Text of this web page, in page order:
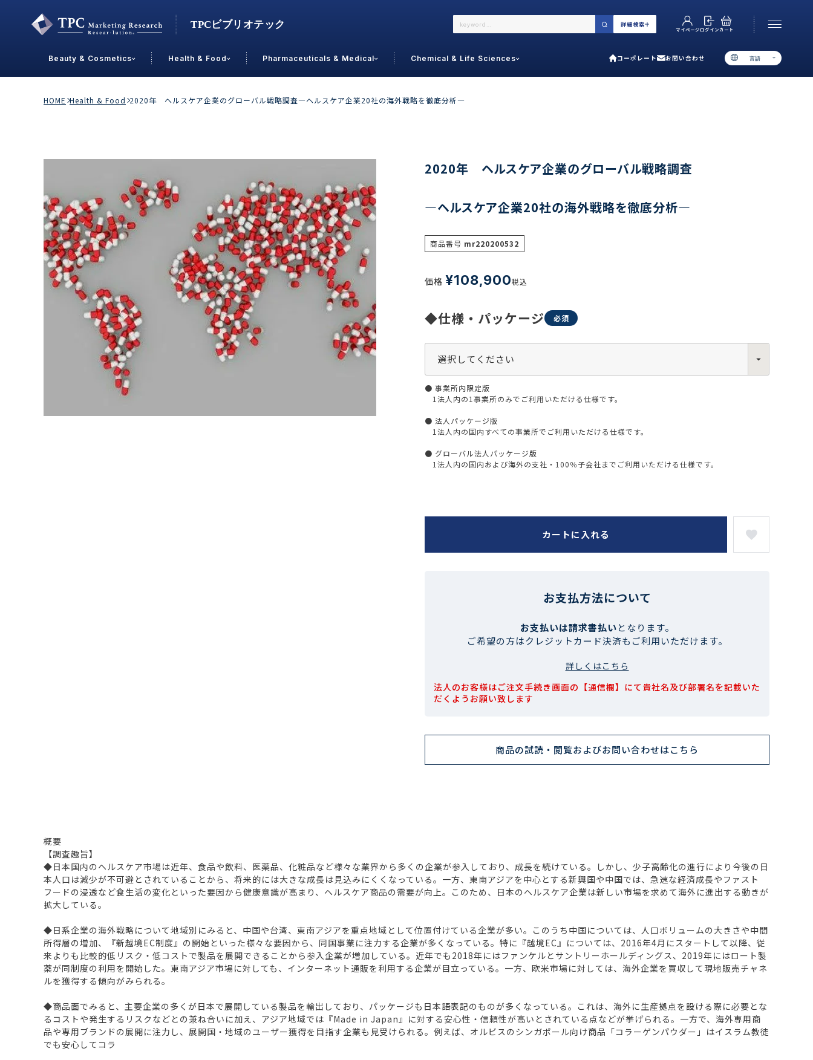
詳細検索
マイページログインカート
Beauty & Cosmetics Health & Food Pharmaceuticals & Medical Chemical & Life Sciences コーポレート お問い合わせ 言語
業界で選ぶ カテゴリで選ぶ 調査の種類で選ぶ
リセット 検索する
Contact Us
スキンケア
メイクアップ
ヘアケア
敏感肌・アトピー
R&D
OEM
原料・素材
通販
美容室・サロン
男性
Health & Food
加工食品
飲料
乳製品
菓子
ＰＢＦ
冷食
業務用
食品添加物
R&D
海外
通販
サプリ
美容
シニア
女性・フェムケア
オーラル
生活習慣
介護
機能性原料・素材
その他
Pharmaceuticals & Medical
デジタル・Dtx
その他
Chemical & Life Sciences
ファイン・スペシャリティ・原料
プラスチック・容器・包装材
農薬・農業資材
ご利用ガイド
〒550-0013
TEL 06-6538-5358（代表）
HOME Health & Food 2020年 ヘルスケア企業のグローバル戦略調査―ヘルスケア企業20社の海外戦略を徹底分析―
2020年 ヘルスケア企業のグローバル戦略調査
―ヘルスケア企業20社の海外戦略を徹底分析―
商品番号 mr220200532
価格 ¥108,900税込
◆仕様・パッケージ
● 事業所内限定版
1法人内の1事業所のみでご利用いただける仕様です。
● 法人パッケージ版
1法人内の国内すべての事業所でご利用いただける仕様です。
● グローバル法人パッケージ版
1法人内の国内および海外の支社・100％子会社までご利用いただける仕様です。
カートに入れる
お支払方法について
お支払いは請求書払いとなります。
ご希望の方はクレジットカード決済もご利用いただけます。
詳しくはこちら
法人のお客様はご注文手続き画面の【通信欄】にて貴社名及び部署名を記載いた
だくようお願い致します
商品の試読・閲覧およびお問い合わせはこちら
概要
【調査趣旨】
◆日本国内のヘルスケア市場は近年、食品や飲料、医薬品、化粧品など様々な業界から多くの企業が参入しており、成長を続けている。しかし、少子高齢化の進行により今後の日
本人口は減少が不可避とされていることから、将来的には大きな成長は見込みにくくなっている。一方、東南アジアを中心とする新興国や中国では、急速な経済成長やファスト
フードの浸透など食生活の変化といった要因から健康意識が高まり、ヘルスケア商品の需要が向上。このため、日本のヘルスケア企業は新しい市場を求めて海外に進出する動きが
拡大している。
◆日系企業の海外戦略について地域別にみると、中国や台湾、東南アジアを重点地域として位置付けている企業が多い。このうち中国については、人口ボリュームの大きさや中間
所得層の増加、『新越境EC制度』の開始といった様々な要因から、同国事業に注力する企業が多くなっている。特に『越境EC』については、2016年4月にスタートして以降、従
来よりも比較的低リスク・低コストで製品を展開できることから参入企業が増加している。近年でも2018年にはファンケルとサントリーホールディングス、2019年にはロート製
薬が同制度の利用を開始した。東南アジア市場に対しても、インターネット通販を利用する企業が目立っている。一方、欧米市場に対しては、海外企業を買収して現地販売チャネ
ルを獲得する傾向がみられる。
◆商品面でみると、主要企業の多くが日本で展開している製品を輸出しており、パッケージも日本語表記のものが多くなっている。これは、海外に生産拠点を設ける際に必要とな
るコストや発生するリスクなどとの兼ね合いに加え、アジア地域では『Made in Japan』に対する安心性・信頼性が高いとされている点などが挙げられる。一方で、海外専用商
品や専用ブランドの展開に注力し、展開国・地域のユーザー獲得を目指す企業も見受けられる。例えば、オルビスのシンガポール向け商品「コラーゲンパウダー」はイスラム教徒
でも安心してコラ